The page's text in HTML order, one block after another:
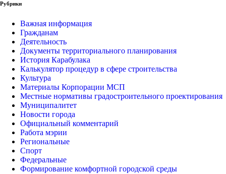
Рубрики
Важная информация
Гражданам
Деятельность
Документы территориального планирования
История Карабулака
Калькулятор процедур в сфере строительства
Культура
Материалы Корпорации МСП
Местные нормативы градостроительного проектирования
Муниципалитет
Новости города
Официальный комментарий
Работа мэрии
Региональные
Спорт
Федеральные
Формирование комфортной городской среды